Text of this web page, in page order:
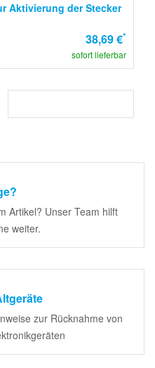
Aktivierung der Stecker
38,69 €*
sofort lieferbar
Artikel? Unser Team hilft
weiter.
zur Rücknahme von